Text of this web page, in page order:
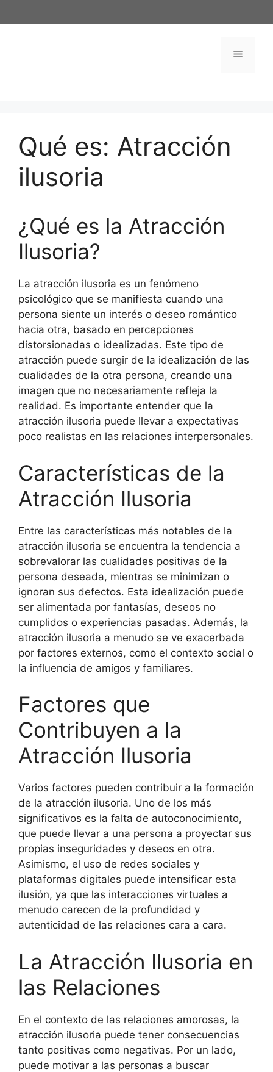
al
Menú
Qué es: Atracción
ilusoria
¿Qué es la Atracción
Ilusoria?
La atracción ilusoria es un fenómeno
psicológico que se manifiesta cuando una
persona siente un interés o deseo romántico
hacia otra, basado en percepciones
distorsionadas o idealizadas. Este tipo de
atracción puede surgir de la idealización de las
cualidades de la otra persona, creando una
imagen que no necesariamente refleja la
realidad. Es importante entender que la
atracción ilusoria puede llevar a expectativas
poco realistas en las relaciones interpersonales.
Características de la
Atracción Ilusoria
Entre las características más notables de la
atracción ilusoria se encuentra la tendencia a
sobrevalorar las cualidades positivas de la
persona deseada, mientras se minimizan o
ignoran sus defectos. Esta idealización puede
ser alimentada por fantasías, deseos no
cumplidos o experiencias pasadas. Además, la
atracción ilusoria a menudo se ve exacerbada
por factores externos, como el contexto social o
la influencia de amigos y familiares.
Factores que
Contribuyen a la
Atracción Ilusoria
Varios factores pueden contribuir a la formación
de la atracción ilusoria. Uno de los más
significativos es la falta de autoconocimiento,
que puede llevar a una persona a proyectar sus
propias inseguridades y deseos en otra.
Asimismo, el uso de redes sociales y
plataformas digitales puede intensificar esta
ilusión, ya que las interacciones virtuales a
menudo carecen de la profundidad y
autenticidad de las relaciones cara a cara.
La Atracción Ilusoria en
las Relaciones
En el contexto de las relaciones amorosas, la
atracción ilusoria puede tener consecuencias
tanto positivas como negativas. Por un lado,
puede motivar a las personas a buscar